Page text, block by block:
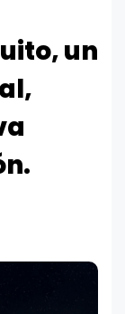
un